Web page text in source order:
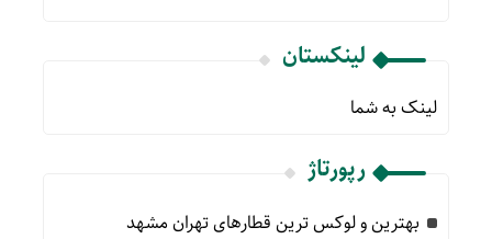
لینکستان
لینک به شما
رپورتاژ
بهترین و لوکس ترین قطارهای تهران مشهد